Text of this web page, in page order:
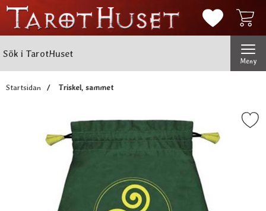
Mina
Meny
Startsidan Triskel, sammet
Markera triskel,